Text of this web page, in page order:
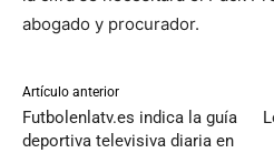
abogado y procurador.
Artículo anterior
Futbolenlatv.es indica la guía
deportiva televisiva diaria en